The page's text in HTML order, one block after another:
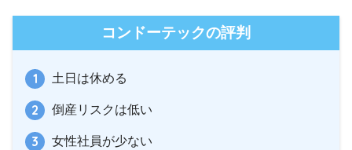
コンドーテックの評判
土日は休める
倒産リスクは低い
女性社員が少ない